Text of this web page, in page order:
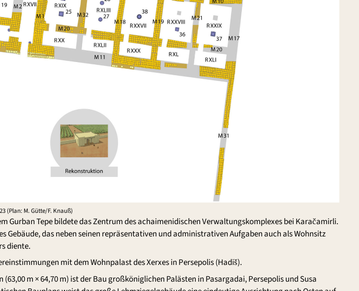
(Plan: M. Gütte/F. Knauß)
Gurban Tepe bildete das Zentrum des achaimenidischen Verwaltungskomplexes bei Karačamirli.
Gebäude, das neben seinen repräsentativen und administrativen Aufgaben auch als Wohnsitz
diente.
mit dem Wohnpalast des Xerxes in Persepolis (Hadiš).
m × 64,70 m) ist der Bau großköniglichen Palästen in Pasargadai, Persepolis und Susa